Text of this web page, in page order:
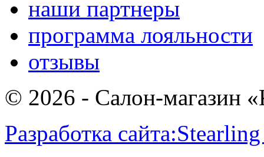
наши партнеры
программа лояльности
отзывы
© 2026 - Салон-магазин
Разработка сайта: